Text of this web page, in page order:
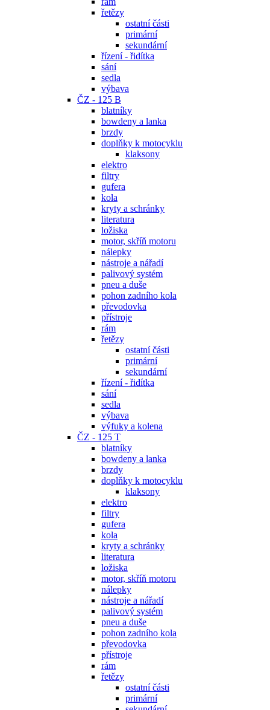
řetězy
ostatní části
primární
sekundární
řízení - řidítka
sání
sedla
výbava
ČZ - 125 B
blatníky
bowdeny a lanka
brzdy
doplňky k motocyklu
klaksony
elektro
filtry
gufera
kola
kryty a schránky
literatura
ložiska
motor, skříň motoru
nálepky
nástroje a nářadí
palivový systém
pneu a duše
pohon zadního kola
převodovka
přístroje
rám
řetězy
ostatní části
primární
sekundární
řízení - řidítka
sání
sedla
výbava
výfuky a kolena
ČZ - 125 T
blatníky
bowdeny a lanka
brzdy
doplňky k motocyklu
klaksony
elektro
filtry
gufera
kola
kryty a schránky
literatura
ložiska
motor, skříň motoru
nálepky
nástroje a nářadí
palivový systém
pneu a duše
pohon zadního kola
převodovka
přístroje
rám
řetězy
ostatní části
primární